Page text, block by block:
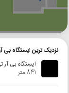
گوگل
نزدیک ترین ایستگاه
ایستگاه بی آر تی
841 متر